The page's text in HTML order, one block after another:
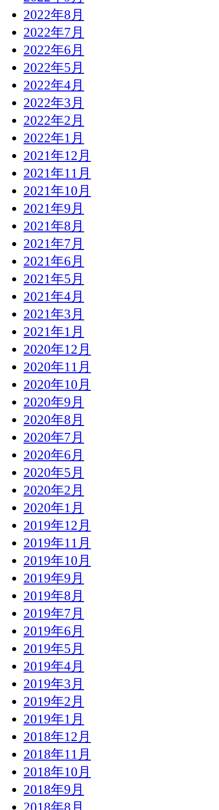
2022年8月
2022年7月
2022年6月
2022年5月
2022年4月
2022年3月
2022年2月
2022年1月
2021年12月
2021年11月
2021年10月
2021年9月
2021年8月
2021年7月
2021年6月
2021年5月
2021年4月
2021年3月
2021年1月
2020年12月
2020年11月
2020年10月
2020年9月
2020年8月
2020年7月
2020年6月
2020年5月
2020年2月
2020年1月
2019年12月
2019年11月
2019年10月
2019年9月
2019年8月
2019年7月
2019年6月
2019年5月
2019年4月
2019年3月
2019年2月
2019年1月
2018年12月
2018年11月
2018年10月
2018年9月
2018年8月